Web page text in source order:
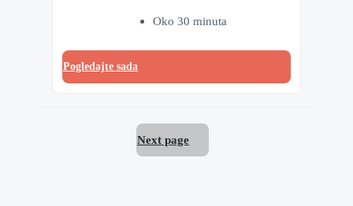
Oko 30 minuta
Pogledajte sada
Next page